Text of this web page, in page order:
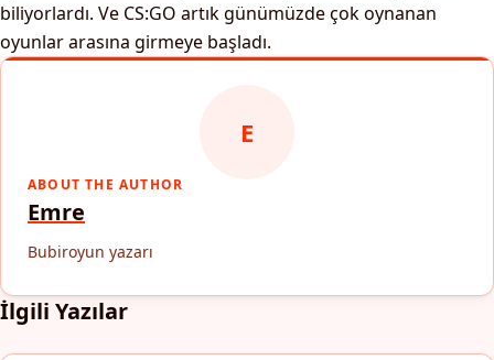
biliyorlardı. Ve CS:GO artık günümüzde çok oynanan
oyunlar arasına girmeye başladı.
E
ABOUT THE AUTHOR
Emre
Bubiroyun yazarı
İlgili Yazılar